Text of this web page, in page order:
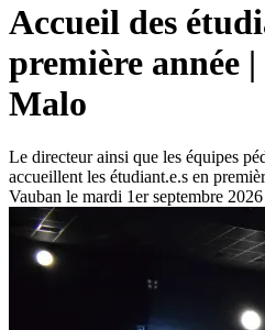
Accueil des
première année
Malo
Le directeur ainsi que les équipes
accueillent les étudiant.e.s en
Vauban le mardi 1er septembre